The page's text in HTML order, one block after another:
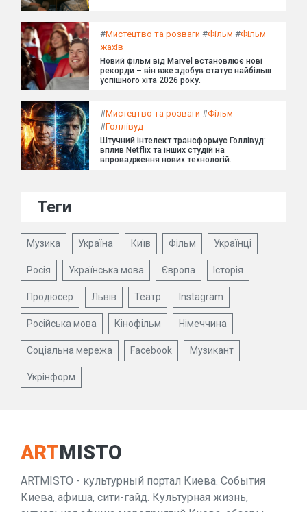
#Мистецтво та розваги #Фільм #Фільм
жахів
Новий фільм від Marvel встановлює нові
рекорди – він вже здобув статус найбільш
успішного хіта 2026 року.
#Мистецтво та розваги #Фільм
#Голлівуд
Штучний інтелект трансформує Голлівуд:
вплив Netflix та інших студій на
впровадження нових технологій.
Теги
Музика Україна Київ Фільм Українці
Росія Українська мова Європа Історія
Продюсер Львів Театр Instagram
Російська мова Кінофільм Німеччина
Соціальна мережа Facebook Музикант
Укрінформ
ARTMISTO
ARTMISTO - культурный портал Киева. События
Киева, афиша, сити-гайд. Культурная жизнь,